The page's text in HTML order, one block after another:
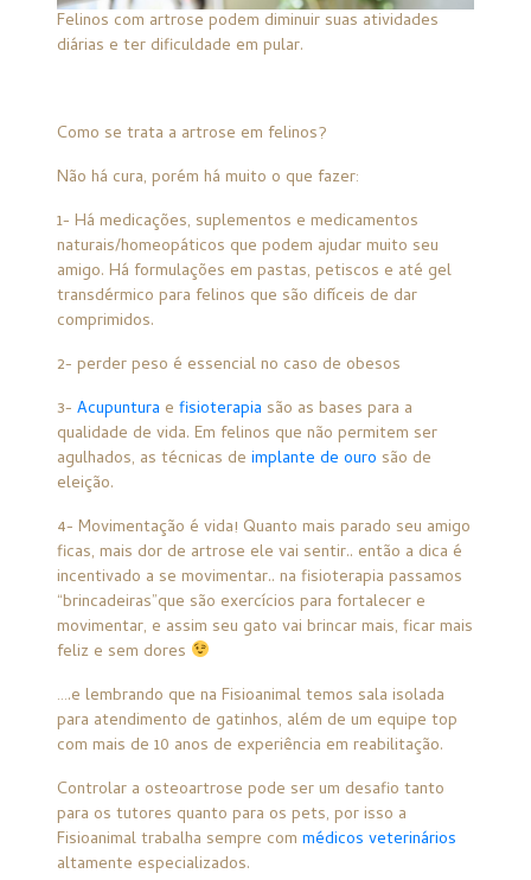
Felinos com artrose podem diminuir suas atividades
diárias e ter dificuldade em pular.
Como se trata a artrose em felinos?
Não há cura, porém há muito o que fazer:
1- Há medicações, suplementos e medicamentos
naturais/homeopáticos que podem ajudar muito seu
amigo. Há formulações em pastas, petiscos e até gel
transdérmico para felinos que são difíceis de dar
comprimidos.
2- perder peso é essencial no caso de obesos
3-Acupuntura efisioterapia são as bases para a
qualidade de vida. Em felinos que não permitem ser
agulhados, as técnicas deimplante de ouro são de
eleição.
4- Movimentação é vida! Quanto mais parado seu amigo
ficas, mais dor de artrose ele vai sentir.. então a dica é
incentivado a se movimentar.. na fisioterapia passamos
“brincadeiras”que são exercícios para fortalecer e
movimentar, e assim seu gato vai brincar mais, ficar mais
feliz e sem dores
….e lembrando que na Fisioanimal temos sala isolada
para atendimento de gatinhos, além de um equipe top
com mais de 10 anos de experiência em reabilitação.
Controlar a osteoartrose pode ser um desafio tanto
para os tutores quanto para os pets, por isso a
Fisioanimal trabalha sempre commédicos veterinários
altamente especializados.